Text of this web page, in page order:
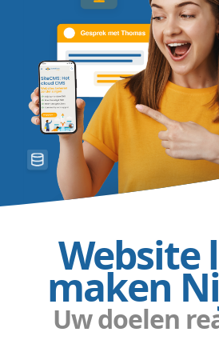
Website
maken
Uw doelen